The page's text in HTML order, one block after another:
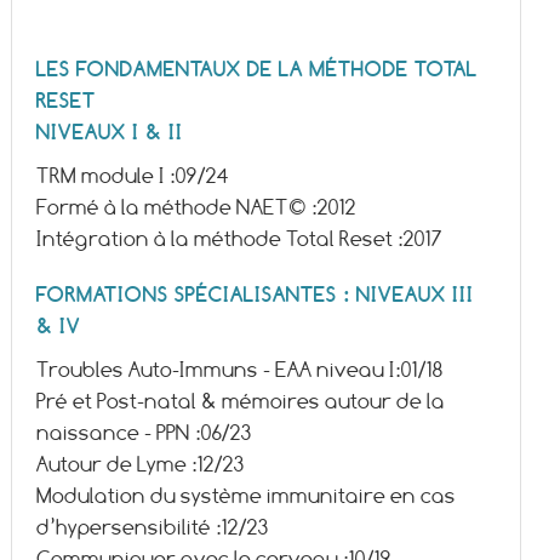
LES FONDAMENTAUX DE LA MÉTHODE TOTAL
RESET
NIVEAUX I & II
TRM module I :09/24
Formé à la méthode NAET© :2012
Intégration à la méthode Total Reset :2017
FORMATIONS SPÉCIALISANTES : NIVEAUX III
& IV
Troubles Auto-Immuns - EAA niveau I:01/18
Pré et Post-natal & mémoires autour de la
naissance - PPN :06/23
Autour de Lyme :12/23
Modulation du système immunitaire en cas
d’hypersensibilité :12/23